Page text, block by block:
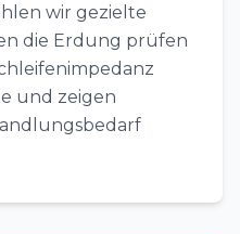
wir gezielte
die Erdung prüfen
und zeigen